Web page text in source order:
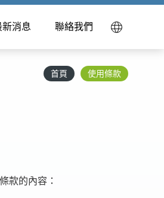
新消息 聯絡我們
首頁 使用條款
款的內容：